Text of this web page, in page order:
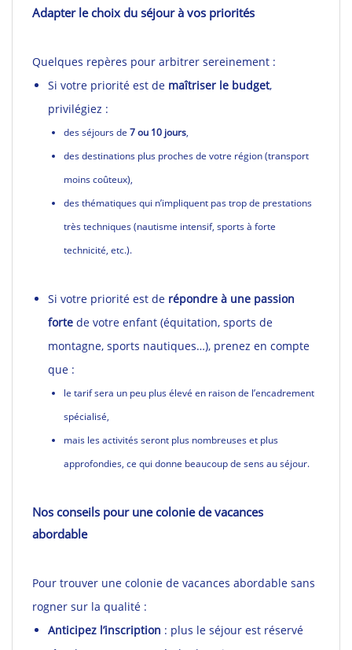
Adapter le choix du séjour à vos priorités
Quelques repères pour arbitrer sereinement :
Si votre priorité est de maîtriser le budget,
privilégiez :
des séjours de 7 ou 10 jours,
des destinations plus proches de votre région (transport
moins coûteux),
des thématiques qui n’impliquent pas trop de prestations
très techniques (nautisme intensif, sports à forte
technicité, etc.).
Si votre priorité est de répondre à une passion
forte de votre enfant (équitation, sports de
montagne, sports nautiques…), prenez en compte
que :
le tarif sera un peu plus élevé en raison de l’encadrement
spécialisé,
mais les activités seront plus nombreuses et plus
approfondies, ce qui donne beaucoup de sens au séjour.
Nos conseils pour une colonie de vacances
abordable
Pour trouver une colonie de vacances abordable sans
rogner sur la qualité :
Anticipez l’inscription : plus le séjour est réservé